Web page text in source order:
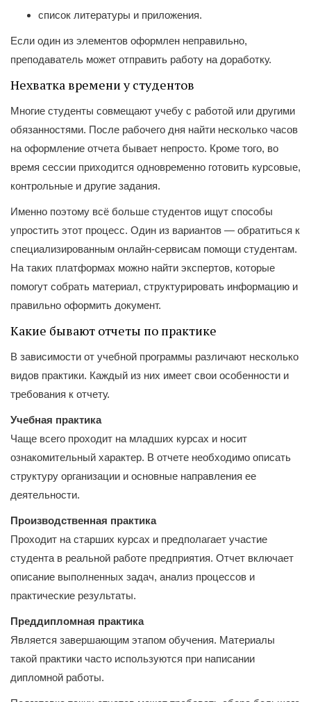
список литературы и приложения.
Если один из элементов оформлен неправильно,
преподаватель может отправить работу на доработку.
Нехватка времени у студентов
Многие студенты совмещают учебу с работой или другими
обязанностями. После рабочего дня найти несколько часов
на оформление отчета бывает непросто. Кроме того, во
время сессии приходится одновременно готовить курсовые,
контрольные и другие задания.
Именно поэтому всё больше студентов ищут способы
упростить этот процесс. Один из вариантов — обратиться к
специализированным онлайн-сервисам помощи студентам.
На таких платформах можно найти экспертов, которые
помогут собрать материал, структурировать информацию и
правильно оформить документ.
Какие бывают отчеты по практике
В зависимости от учебной программы различают несколько
видов практики. Каждый из них имеет свои особенности и
требования к отчету.
Учебная практика
Чаще всего проходит на младших курсах и носит
ознакомительный характер. В отчете необходимо описать
структуру организации и основные направления ее
деятельности.
Производственная практика
Проходит на старших курсах и предполагает участие
студента в реальной работе предприятия. Отчет включает
описание выполненных задач, анализ процессов и
практические результаты.
Преддипломная практика
Является завершающим этапом обучения. Материалы
такой практики часто используются при написании
дипломной работы.